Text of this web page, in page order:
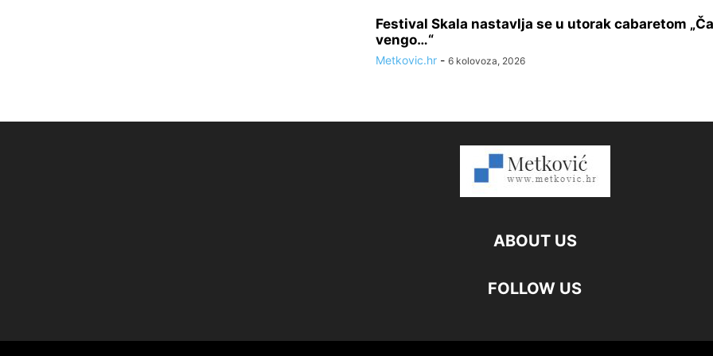
Festival Skala nastavlja se u utorak cabaretom
vengo…“
Metkovic.hr - 6 kolovoza, 2026
ABOUT US
FOLLOW US